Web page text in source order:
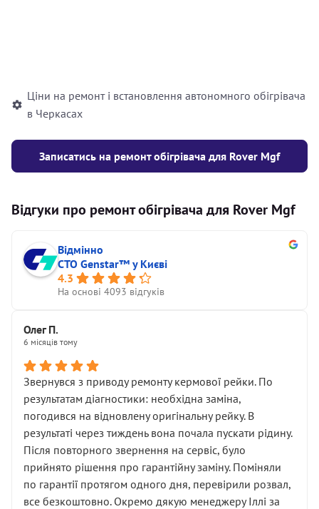
Ціни на ремонт і встановлення автономного обігрівача
в Черкасах
Записатись на ремонт обігрівача для Rover Mgf
Відгуки про ремонт обігрівача для Rover Mgf
Відмінно
СТО Genstar™ у Києві
4.3
На основі 4093 відгуків
Олег П.
6 місяців тому
Звернувся з приводу ремонту кермової рейки. По
результатам діагностики: необхідна заміна,
погодився на відновлену оригінальну рейку. В
результаті через тиждень вона почала пускати рідину.
Після повторного звернення на сервіс, було
прийнято рішення про гарантійну заміну. Поміняли
по гарантії протягом одного дня, перевірили розвал,
все безкоштовно. Окремо дякую менеджеру Іллі за